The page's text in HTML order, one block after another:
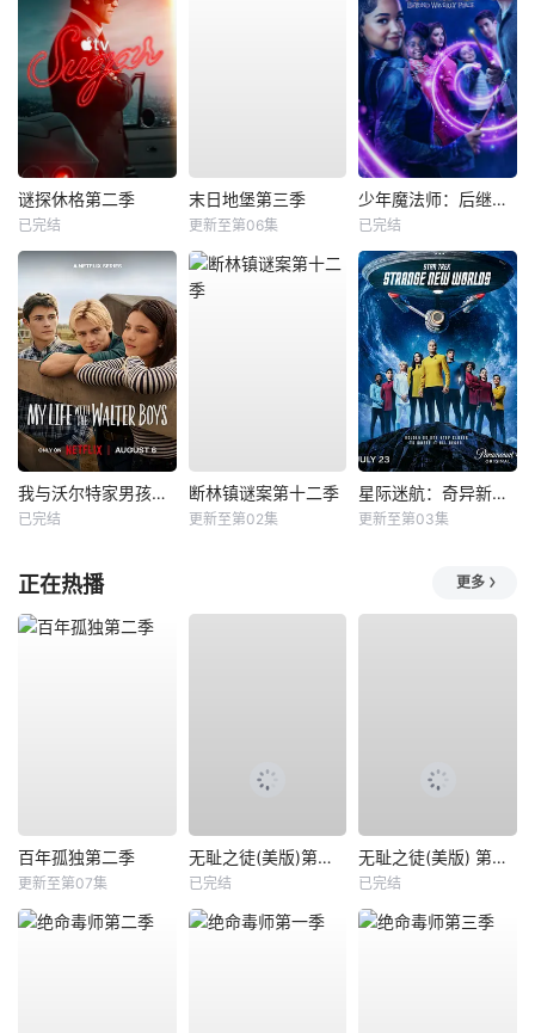
谜探休格第二季
已完结
末日地堡第三季
更新至第06集
少年魔法师：后继者第三季
已完结
我与沃尔特家男孩的生活第三季
已完结
断林镇谜案第十二季
更新至第02集
星际迷航：奇异新世界第四季
更新至第03集
正在热播 更多
百年孤独第二季
更新至第07集
无耻之徒(美版)第二季
已完结
无耻之徒(美版) 第六季
已完结